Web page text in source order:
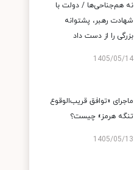
نه هم‌جناحی‌ها / دولت با
شهادت رهبر، پشتوانه
بزرگی را از دست داد
1405/05/14
ماجرای «توافق قریب‌الوقوع
تنگه هرمز» چیست؟
1405/05/13